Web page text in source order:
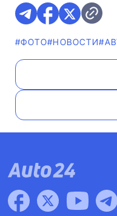
#ФОТО#НОВОСТИ